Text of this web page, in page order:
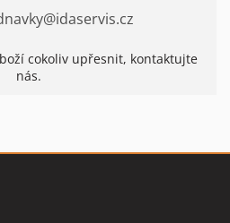
@idaservis.cz
cokoliv upřesnit, kontaktujte
nás.